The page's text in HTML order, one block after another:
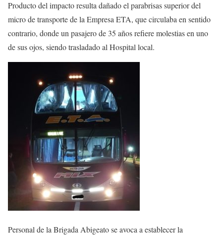
Producto del impacto resulta dañado el parabrisas superior del
micro de transporte de la Empresa ETA, que circulaba en sentido
contrario, donde un pasajero de 35 años refiere molestias en uno
de sus ojos, siendo trasladado al Hospital local.
Personal de la Brigada Abigeato se avoca a establecer la